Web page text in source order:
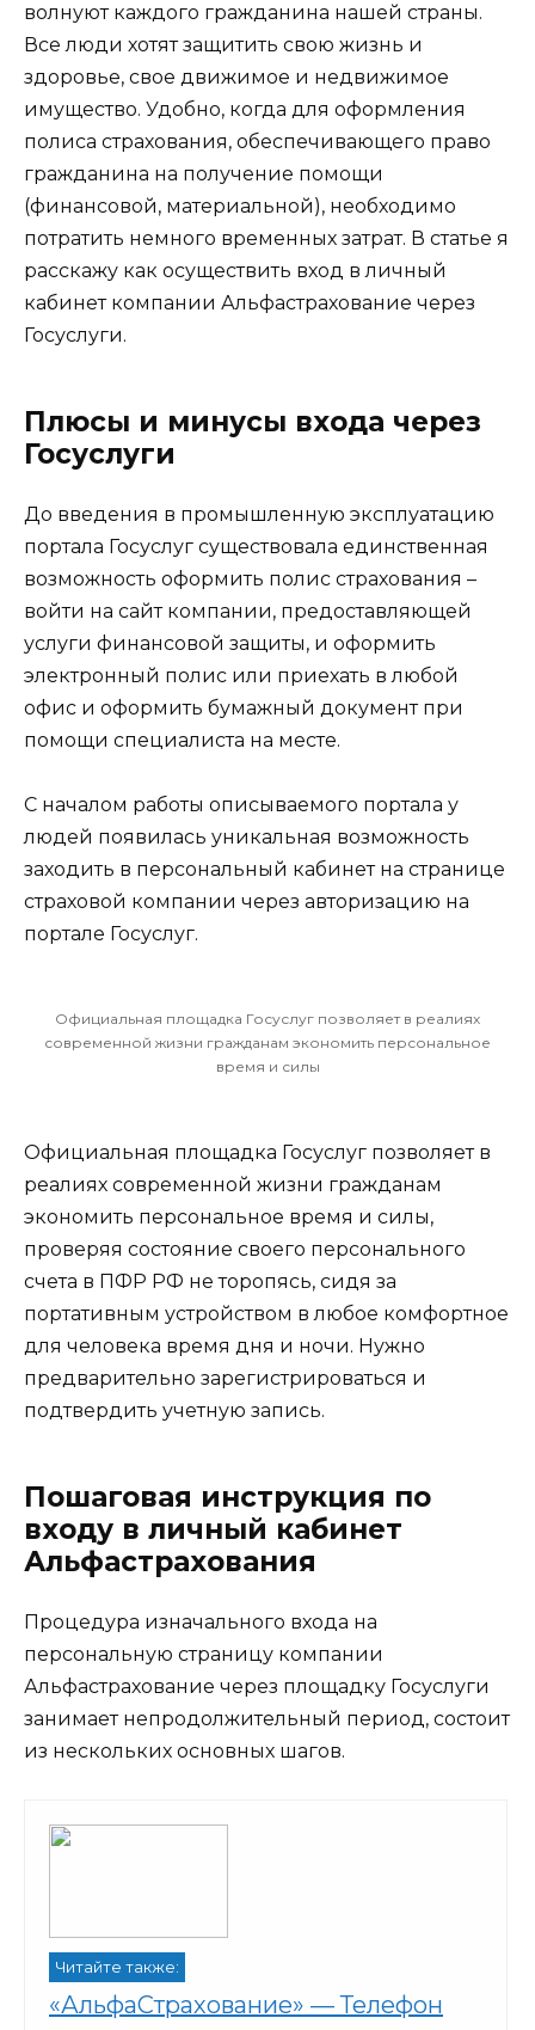
волнуют каждого гражданина нашей страны.
Все люди хотят защитить свою жизнь и
здоровье, свое движимое и недвижимое
имущество. Удобно, когда для оформления
полиса страхования, обеспечивающего право
гражданина на получение помощи
(финансовой, материальной), необходимо
потратить немного временных затрат. В статье я
расскажу как осуществить вход в личный
кабинет компании Альфастрахование через
Госуслуги.
Плюсы и минусы входа через
Госуслуги
До введения в промышленную эксплуатацию
портала Госуслуг существовала единственная
возможность оформить полис страхования –
войти на сайт компании, предоставляющей
услуги финансовой защиты, и оформить
электронный полис или приехать в любой
офис и оформить бумажный документ при
помощи специалиста на месте.
С началом работы описываемого портала у
людей появилась уникальная возможность
заходить в персональный кабинет на странице
страховой компании через авторизацию на
портале Госуслуг.
Официальная площадка Госуслуг позволяет в реалиях
современной жизни гражданам экономить персональное
время и силы
Официальная площадка Госуслуг позволяет в
реалиях современной жизни гражданам
экономить персональное время и силы,
проверяя состояние своего персонального
счета в ПФР РФ не торопясь, сидя за
портативным устройством в любое комфортное
для человека время дня и ночи. Нужно
предварительно зарегистрироваться и
подтвердить учетную запись.
Пошаговая инструкция по
входу в личный кабинет
Альфастрахования
Процедура изначального входа на
персональную страницу компании
Альфастрахование через площадку Госуслуги
занимает непродолжительный период, состоит
из нескольких основных шагов.
Читайте также:
«АльфаСтрахование» — Телефон